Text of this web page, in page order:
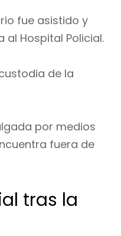
fue asistido y
Hospital Policial.
de la
por medios
fuera de
tras la